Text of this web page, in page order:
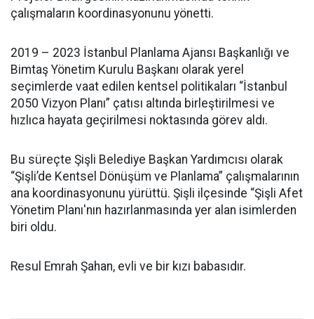
çalışmaların koordinasyonunu yönetti.
2019 – 2023 İstanbul Planlama Ajansı Başkanlığı ve
Bimtaş Yönetim Kurulu Başkanı olarak yerel
seçimlerde vaat edilen kentsel politikaları “İstanbul
2050 Vizyon Planı” çatısı altında birleştirilmesi ve
hızlıca hayata geçirilmesi noktasında görev aldı.
Bu süreçte Şişli Belediye Başkan Yardımcısı olarak
“Şişli’de Kentsel Dönüşüm ve Planlama” çalışmalarının
ana koordinasyonunu yürüttü. Şişli ilçesinde “Şişli Afet
Yönetim Planı'nın hazırlanmasında yer alan isimlerden
biri oldu.
Resul Emrah Şahan, evli ve bir kızı babasıdır.